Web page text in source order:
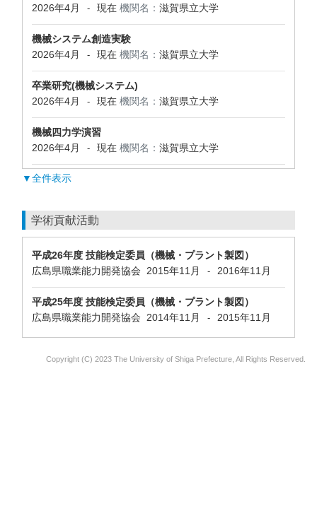
2026年4月
- 現在 機関名： 滋賀県立大学
機械システム創造実験
2026年4月
- 現在 機関名： 滋賀県立大学
卒業研究(機械システム)
2026年4月
- 現在 機関名： 滋賀県立大学
機械四力学演習
2026年4月
- 現在 機関名： 滋賀県立大学
▼全件表示
学術貢献活動
平成26年度 技能検定委員（機械・プラント製図）
広島県職業能力開発協会 2015年11月 - 2016年11月
平成25年度 技能検定委員（機械・プラント製図）
広島県職業能力開発協会 2014年11月 - 2015年11月
Copyright (C) 2023 The University of Shiga Prefecture, All Rights Reserved.